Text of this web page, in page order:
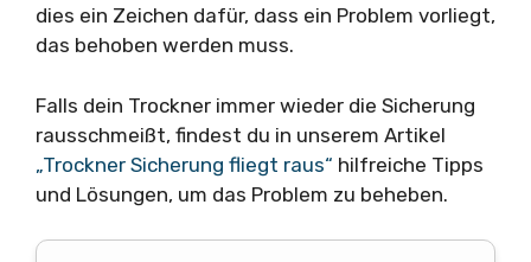
dies ein Zeichen dafür, dass ein Problem vorliegt,
das behoben werden muss.
Falls dein Trockner immer wieder die Sicherung
rausschmeißt, findest du in unserem Artikel
„Trockner Sicherung fliegt raus“ hilfreiche Tipps
und Lösungen, um das Problem zu beheben.